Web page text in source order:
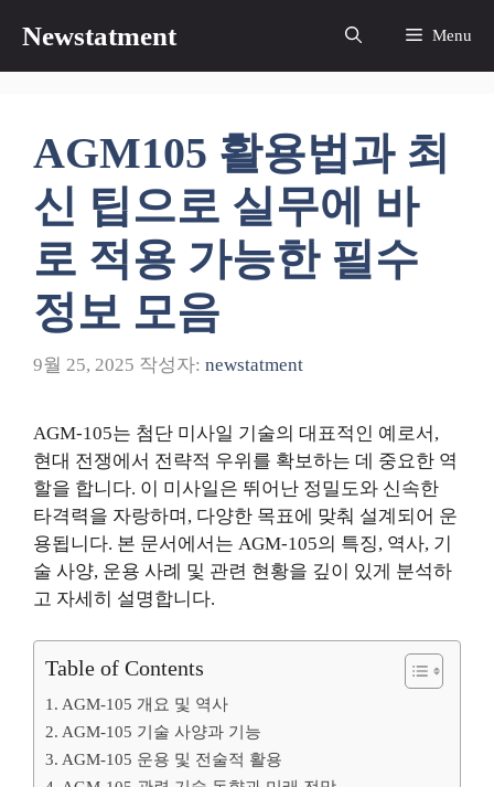
츠
Newstatment Menu
AGM105 활용법과 최
신 팁으로 실무에 바
로 적용 가능한 필수
정보 모음
9월 25, 2025 작성자: newstatment
AGM-105는 첨단 미사일 기술의 대표적인 예로서,
현대 전쟁에서 전략적 우위를 확보하는 데 중요한 역
할을 합니다. 이 미사일은 뛰어난 정밀도와 신속한
타격력을 자랑하며, 다양한 목표에 맞춰 설계되어 운
용됩니다. 본 문서에서는 AGM-105의 특징, 역사, 기
술 사양, 운용 사례 및 관련 현황을 깊이 있게 분석하
고 자세히 설명합니다.
Table of Contents
AGM-105 개요 및 역사
AGM-105 기술 사양과 기능
AGM-105 운용 및 전술적 활용